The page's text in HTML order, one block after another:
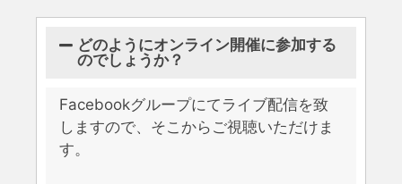
どのようにオンライン開催に参加する
のでしょうか？
Facebookグループにてライブ配信を致
しますので、そこからご視聴いただけま
す。